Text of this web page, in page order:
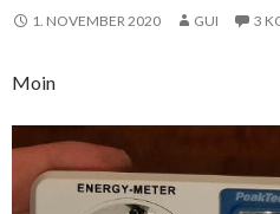
1. NOVEMBER 2020 GUI 3
Moin